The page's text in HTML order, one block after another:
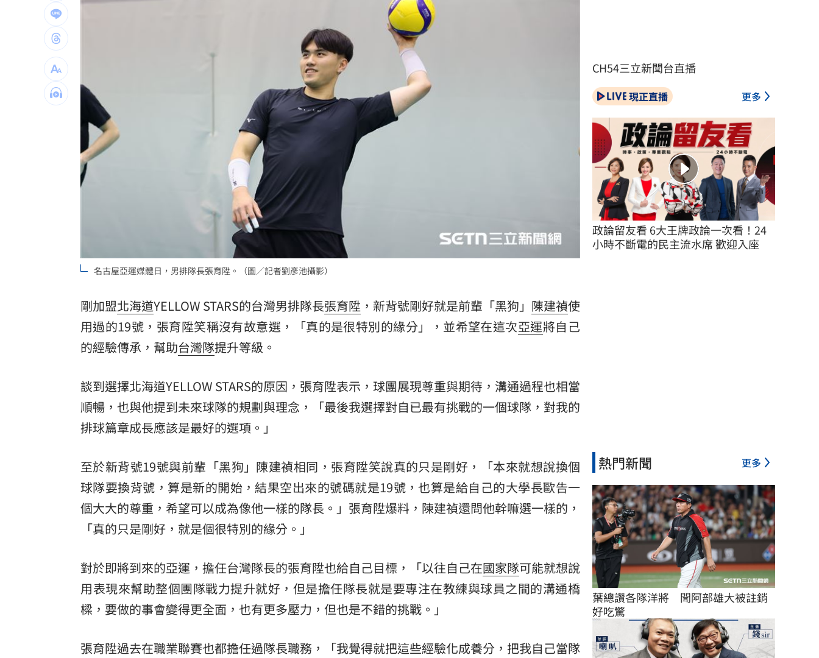
17:38
17:35
台灣彩券開獎直播中
LIVE三立+24小時直播
三立iNEWS新聞台線上直播 18:00
商場戰國來臨 台中「頂奢大道」逐漸成形 12:00
台彩父親節推新刮刮樂千萬頭獎超「爸」氣 12:00
「拍片人的多重宇宙」職涯論壇9/12登場！
8國球員齊聚高雄 Formosa 7s掀足球熱潮 10:00
名古屋亞運媒體日，男排隊長張育陞。（圖／記者劉彥池攝影）
剛加盟北海道YELLOW STARS的台灣男排隊長張育陞 ，新背號剛好就是前輩「黑狗」 陳建禎使
用過的19號，張育陞笑稱沒有故意選，「真的是很特別的緣分」，並希望在這次亞運將自己
的經驗傳承，幫助台灣隊提升等級。
談到選擇北海道YELLOW STARS的原因，張育陞表示，球團展現尊重與期待，溝通過程也相當
順暢，也與他提到未來球隊的規劃與理念，「最後我選擇對自已最有挑戰的一個球隊，對我的
排球篇章成長應該是最好的選項。」
至於新背號19號與前輩「黑狗」陳建禎相同，張育陞笑說真的只是剛好，「本來就想說換個
球隊要換背號，算是新的開始，結果空出來的號碼就是19號，也算是給自己的大學長歐告一
個大大的尊重，希望可以成為像他一樣的隊長。」張育陞爆料，陳建禎還問他幹嘛選一樣的，
「真的只是剛好，就是個很特別的緣分。」
對於即將到來的亞運，擔任台灣隊長的張育陞也給自己目標，「以往自己在國家隊可能就想說
用表現來幫助整個團隊戰力提升就好，但是擔任隊長就是要專注在教練與球員之間的溝通橋
樑，要做的事會變得更全面，也有更多壓力，但也是不錯的挑戰。」
張育陞過去在職業聯賽也都擔任過隊長職務，「我覺得就把這些經驗化成養分，把我自己當隊
CH54三立新聞台直播
現正直播 更多
政論留友看 6大王牌政論一次看！24
小時不斷電的民主流水席 歡迎入座
熱門新聞 更多
葉總讚各隊洋將　聞阿部雄大被註銷
好吃驚